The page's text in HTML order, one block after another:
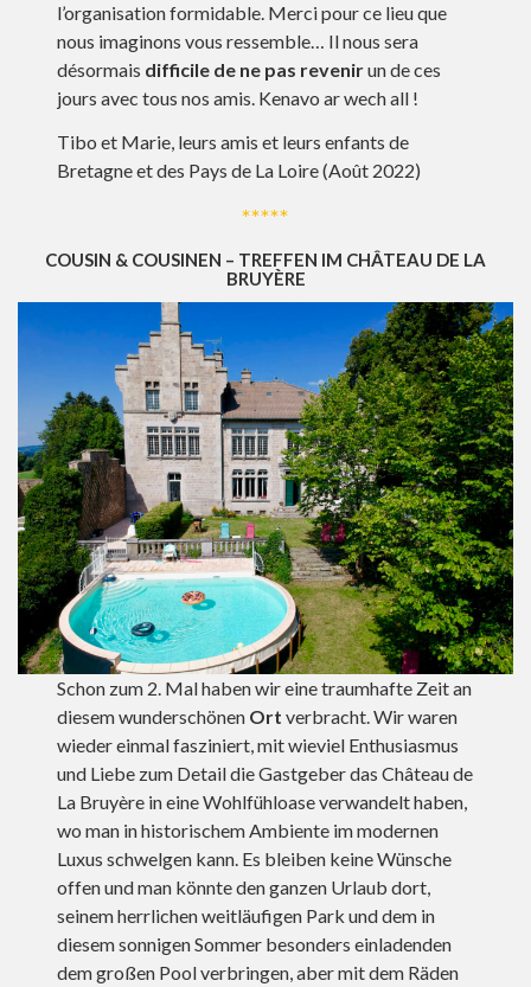
l’organisation formidable. Merci pour ce lieu que
nous imaginons vous ressemble… Il nous sera
désormais difficile de ne pas revenirun de ces
jours avec tous nos amis. Kenavo ar wech all !
Tibo et Marie, leurs amis et leurs enfants de
Bretagne et des Pays de La Loire (Août 2022)
*****
COUSIN & COUSINEN – TREFFEN IM CHÂTEAU DE LA
BRUYÈRE
Schon zum 2. Mal haben wir eine traumhafte Zeit an
diesem wunderschönen Ort verbracht. Wir waren
wieder einmal fasziniert, mit wieviel Enthusiasmus
und Liebe zum Detail die Gastgeber das Château de
La Bruyère in eine Wohlfühloase verwandelt haben,
wo man in historischem Ambiente im modernen
Luxus schwelgen kann. Es bleiben keine Wünsche
offen und man könnte den ganzen Urlaub dort,
seinem herrlichen weitläufigen Park und dem in
diesem sonnigen Sommer besonders einladenden
dem großen Pool verbringen, aber mit dem Räden